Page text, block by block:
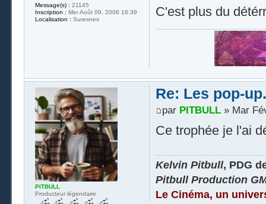
C'est plus du
Message(s) : 21145
Inscription : Mer Août 09, 2006 16:39
Localisation : Suresnes
Re: Les pop-
par PITBULL» Mar
Ce trophée je l'ai
Kelvin Pitbull, PDG
Pitbull Production
Le Cinéma, un
PITBULL
Producteur légendaire